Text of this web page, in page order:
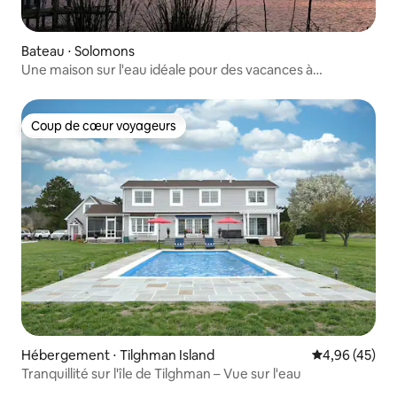
Bateau ⋅ Solomons
Une maison sur l'eau idéale pour des vacances à
Coup de cœur voyageurs
Coup de cœur voyageurs
Hébergement ⋅ Tilghman Island Évaluation
4,96 (45)
Tranquillité sur l'île de Tilghman – Vue sur l'eau